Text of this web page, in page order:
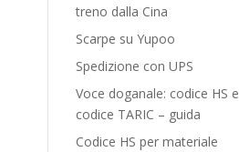
treno dalla Cina
Scarpe su Yupoo
Spedizione con UPS
Voce doganale: codice HS e
codice TARIC – guida
Codice HS per materiale